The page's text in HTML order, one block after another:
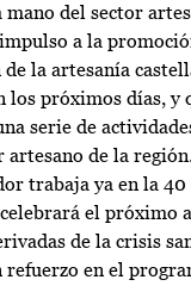
mano del sector
a la
la artesanía
los próximos días, y
serie de
de la
trabaja ya en la 40
el próximo
de la crisis
en el